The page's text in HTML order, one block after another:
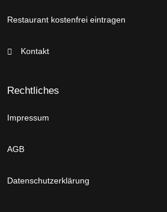
Restaurant kostenfrei eintragen
Kontakt
Rechtliches
Impressum
AGB
Datenschutzerklärung